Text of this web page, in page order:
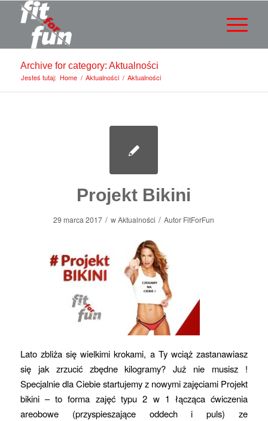
Archive for category: Aktualności
Jesteś tutaj: Home / Aktualności / Aktualności
Projekt Bikini
29 marca 2017 / wAktualności / Autor FitForFun
Lato zbliża się wielkimi krokami, a Ty wciąż zastanawiasz
się jak zrzucić zbędne kilogramy? Już nie musisz !
Specjalnie dla Ciebie startujemy z nowymi zajęciami Projekt
bikini – to forma zajęć typu 2 w 1 łącząca ćwiczenia
areobowe (przyspieszające oddech i puls) ze